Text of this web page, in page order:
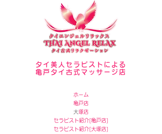
タイ美人セラピストによる
亀戸タイ古式マッサージ店
ホーム
亀戸店
​大塚店
セラピスト紹介[亀戸店]
セラピスト紹介[大塚店]